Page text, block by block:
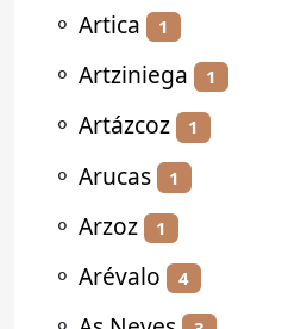
⚬ Artica 1
⚬ Artziniega 1
⚬ Artázcoz 1
⚬ Arucas 1
⚬ Arzoz 1
⚬ Arévalo 4